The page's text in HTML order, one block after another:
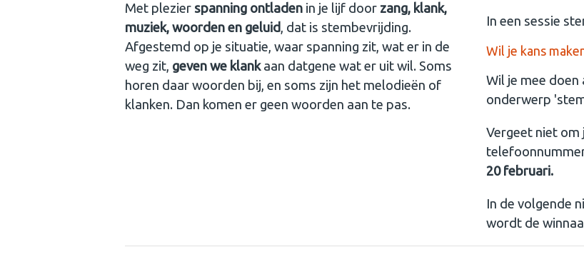
Met plezier spanning ontladen in je lijf door zang, klank,
muziek, woorden en geluid, dat is stembevrijding.
Afgestemd op je situatie, waar spanning zit, wat er in de
weg zit, geven we klankaan datgene wat er uit wil. Soms
horen daar woorden bij, en soms zijn het melodieën of
klanken. Dan komen er geen woorden aan te pas.
In een sessie
Wil je kans
Wil je mee doen
onderwerp
Vergeet niet om
20 februari.
In de volgende
wordt de